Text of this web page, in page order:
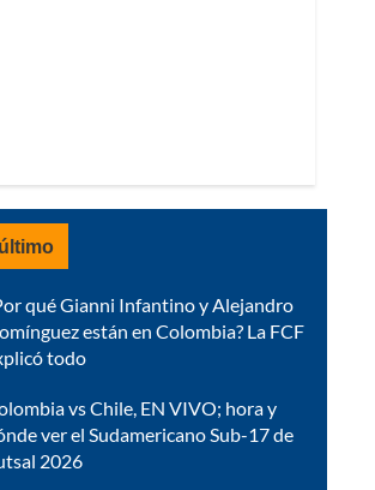
qué Gianni Infantino y Alejandro
están en Colombia? La FCF
todo
vs Chile, EN VIVO; hora y
ver el Sudamericano Sub-17 de
2026